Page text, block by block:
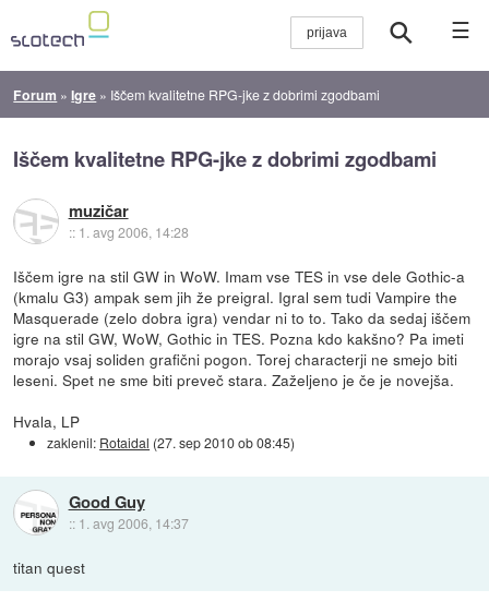
☰
Forum »Igre » Iščem kvalitetne RPG-jke z dobrimi zgodbami
Iščem kvalitetne RPG-jke z dobrimi zgodbami
muzičar
:: 1. avg 2006, 14:28
Iščem igre na stil GW in WoW. Imam vse TES in vse dele Gothic-a
(kmalu G3) ampak sem jih že preigral. Igral sem tudi Vampire the
Masquerade (zelo dobra igra) vendar ni to to. Tako da sedaj iščem
igre na stil GW, WoW, Gothic in TES. Pozna kdo kakšno? Pa imeti
morajo vsaj soliden grafični pogon. Torej characterji ne smejo biti
leseni. Spet ne sme biti preveč stara. Zaželjeno je če je novejša.
Hvala, LP
zaklenil: Rotaidal (27. sep 2010 ob 08:45)
Good Guy
:: 1. avg 2006, 14:37
titan quest